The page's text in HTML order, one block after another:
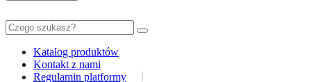
Katalog produktów
Kontakt z nami
Regulamin platformy